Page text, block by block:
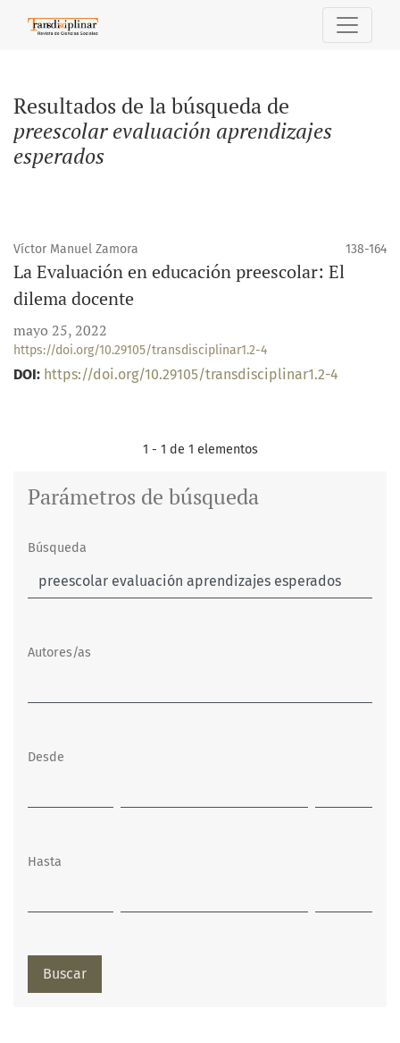
Resultados de la búsqueda de
preescolar evaluación aprendizajes
esperados
Víctor Manuel Zamora 138-164
La Evaluación en educación preescolar: El
dilema docente
mayo 25, 2022
https://doi.org/10.29105/transdisciplinar1.2-4
DOI: https://doi.org/10.29105/transdisciplinar1.2-4
1 - 1 de 1 elementos
Parámetros de búsqueda
Búsqueda
Autores/as
Desde
Hasta
Buscar